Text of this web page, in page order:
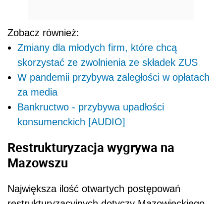
Zobacz również:
Zmiany dla młodych firm, które chcą
skorzystać ze zwolnienia ze składek ZUS
W pandemii przybywa zaległości w opłatach
za media
Bankructwo - przybywa upadłości
konsumenckich [AUDIO]
Restrukturyzacja wygrywa na
Mazowszu
Największa ilość otwartych postępowań